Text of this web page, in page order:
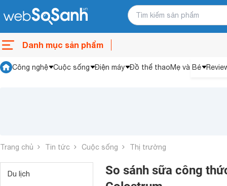
Danh mục sản phẩm
Công nghệ Cuộc sống Điện máy Đồ thể thaoMẹ và Bé
Trang chủ Tin tức Cuộc sống Thị trường
Du lịch
So sánh sữa công